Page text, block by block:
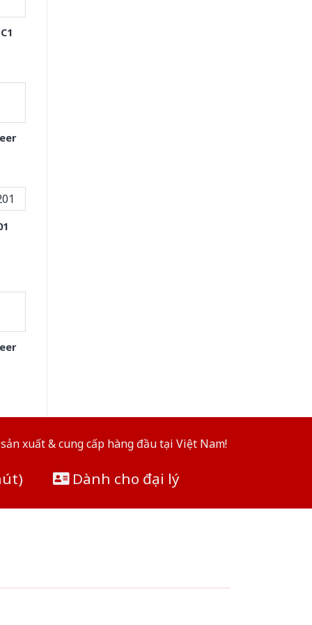
xuất & cung cấp hàng đầu tại Việt Nam!
Dành cho đại lý